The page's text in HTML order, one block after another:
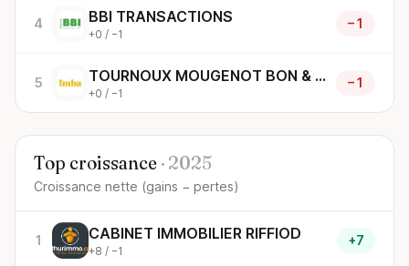
4 BBI TRANSACTIONS
+0 / −1
−1
5 TOURNOUX MOUGENOT BON & ASSOCIES
+0 / −1
−1
Top croissance · 2025
Croissance nette (gains − pertes)
1 CABINET IMMOBILIER RIFFIOD
+8 / −1
+7